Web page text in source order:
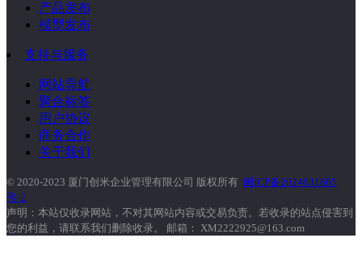
产品发布
模型发布
支持与服务
网站导航
聚合标签
用户协议
商务合作
关于我们
© 2020-2023 厦门创米企业管理有限公司 版权所有 闽ICP备2024031605
号-2
声明：本站仅收录网站，不对其网站内容或交易负责。若收录的站点侵害到
您的利益，请联系我们删除收录。 邮箱： XM2222925@163.com